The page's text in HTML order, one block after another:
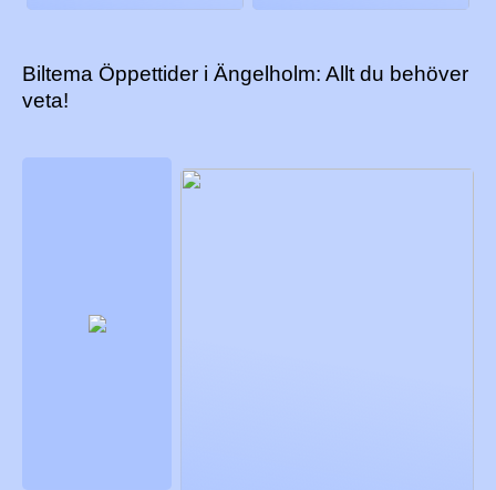
Biltema Öppettider i Ängelholm: Allt du behöver
veta!